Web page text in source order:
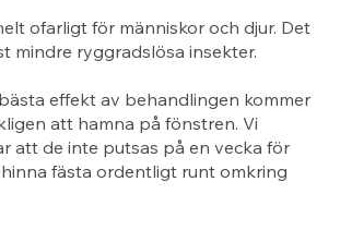
ofarligt för människor och djur. Det
mindre ryggradslösa insekter.
effekt av behandlingen kommer
att hamna på fönstren. Vi
att de inte putsas på en vecka för
fästa ordentligt runt omkring